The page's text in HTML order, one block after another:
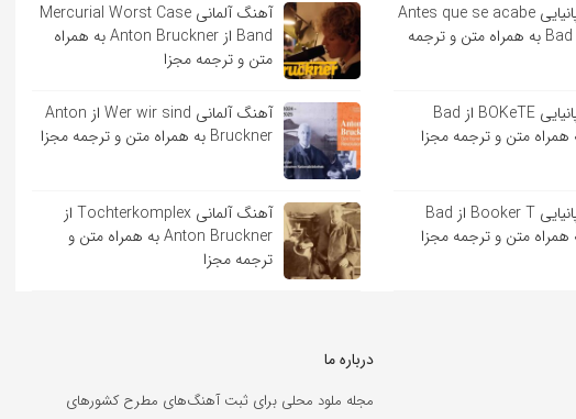
آهنگ اسپانیایی Antes que se acabe
از Bad Bunny به همراه متن و ترجمه
آهنگ اسپانیایی BOKeTE از Bad
آهنگ اسپانیایی Booker T از Bad
آهنگ آلمانی Mercurial Worst Case
Band از Anton Bruckner به همراه
متن و ترجمه مجزا
آهنگ آلمانی Wer wir sind از Anton
Bruckner به همراه متن و ترجمه مجزا
آهنگ آلمانی Tochterkomplex از
Anton Bruckner به همراه متن و
ترجمه مجزا
درباره ما
مجله ملود محلی برای ثبت آهنگ‌های مطرح کشورهای